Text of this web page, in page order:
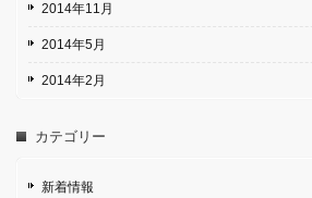
2014年11月
2014年5月
2014年2月
カテゴリー
新着情報